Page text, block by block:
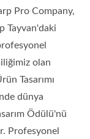
Pro Company,
Tayvan'daki
olan
Tasarımı
dünya
Ödülü'nü
Profesyonel